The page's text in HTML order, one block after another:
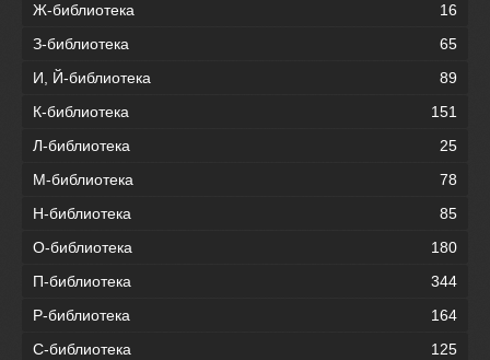
Ж-библиотека
16
З-библиотека
65
И, Й-библиотека
89
К-библиотека
151
Л-библиотека
25
М-библиотека
78
Н-библиотека
85
О-библиотека
180
П-библиотека
344
Р-библиотека
164
С-библиотека
125